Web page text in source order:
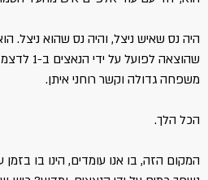
היה נס שאיש ניצל, והיה נס שהוא
משפחה גדולה וקשר רוחני איתן.
הכל הלך.